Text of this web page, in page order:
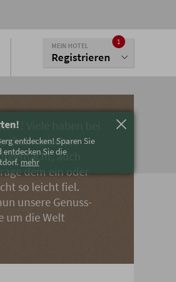
entdecken! Sparen Sie
entdecken Sie die
mehr
MEIN HOTEL
Registrieren
1
Viele haben bei
kulinarischen
auch
dem ein oder
so leicht fiel.
unsere Genuss-
um die Welt